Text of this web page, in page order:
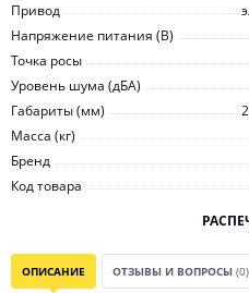
Привод
Напряжение питания (В)
Точка росы
Уровень шума (дБА)
Габариты (мм)
Масса (кг)
Бренд
Код товара
ОПИСАНИЕ ОТЗЫВЫ И ВОПРОСЫ (0)